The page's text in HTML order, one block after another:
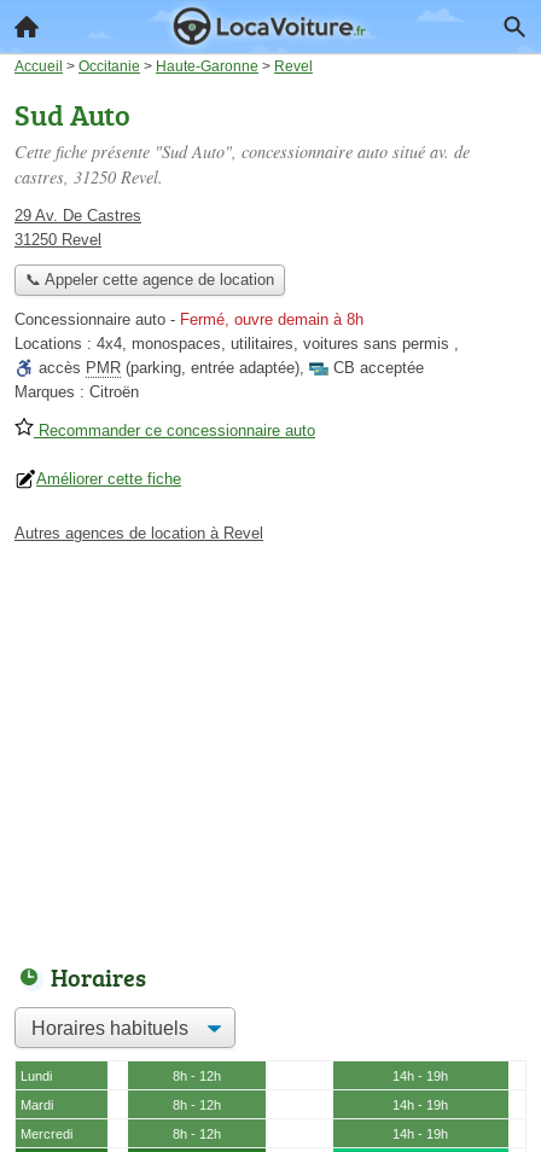
Accueil > Occitanie > Haute-Garonne > Revel
Sud Auto
Cette fiche présente "Sud Auto", concessionnaire auto situé av. de
castres, 31250 Revel.
29 Av. De Castres
31250 Revel
📞 Appeler cette agence de location
Concessionnaire auto - Fermé, ouvre demain à 8h
Locations : 4x4, monospaces, utilitaires, voitures sans permis ,
accès PMR (parking, entrée adaptée),
CB acceptée
Marques : Citroën
Recommander ce concessionnaire auto
Améliorer cette fiche
Autres agences de location à Revel
Horaires
Lundi 8h - 12h
14h - 19h
Mardi
8h - 12h
14h - 19h
Mercredi
8h - 12h
14h - 19h